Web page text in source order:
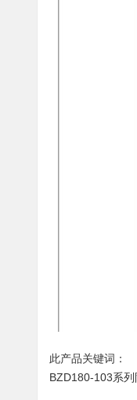
此产品关键词：
BZD180-103系